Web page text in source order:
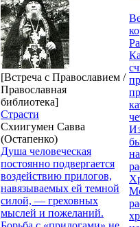
[Встреча с Православием /
Православная
библиотека]
Страсти
Схиигумен Савва
(Остапенко)
Душа человеческая
постоянно подвергается
воздействию прилогов,
навязываемых ей темной
силой, — греховных
мыслей и пожеланий.